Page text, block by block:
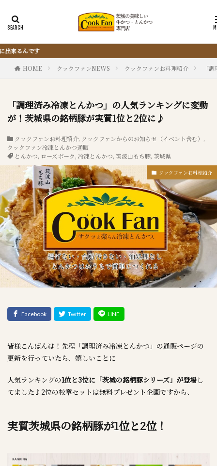
HOME クックファンNEWS クックファンお料理紹介 「
「調理済み冷凍とんかつ」の人気ランキングに変動
が！茨城県の銘柄豚が実質1位と2位に♪
クックファンお料理紹介, クックファンからのお知らせ（イベント含む） ,
クックファン冷凍とんかつ通販
とんかつ, ローズポーク, 冷凍とんかつ, 筑波山もち豚, 茨城県
クックファンお料理紹介
皆様こんばんは！先程「調理済み冷凍とんかつ」の通販ページの
更新を行っていたら、嬉しいことに
人気ランキングの1位と3位に「茨城の銘柄豚シリーズ」が登場し
てました♪2位の校章セットは無料プレゼント企画ですから、
実質茨城県の銘柄豚が1位と2位！